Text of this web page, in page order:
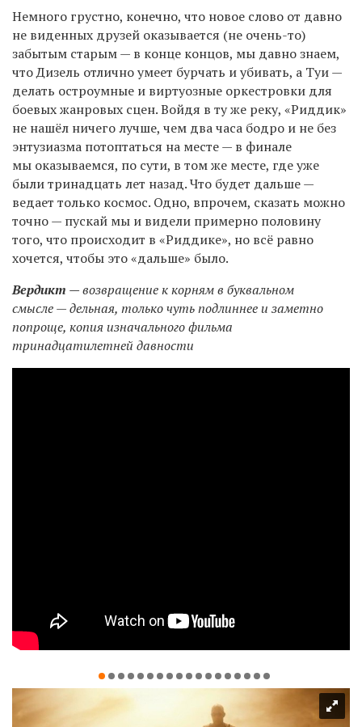
Немного грустно, конечно, что новое слово от давно
не виденных друзей оказывается (не очень-то)
забытым старым — в конце концов, мы давно знаем,
что Дизель отлично умеет бурчать и убивать, а Туи —
делать остроумные и виртуозные оркестровки для
боевых жанровых сцен. Войдя в ту же реку, «Риддик»
не нашёл ничего лучше, чем два часа бодро и не без
энтузиазма потоптаться на месте — в финале
мы оказываемся, по сути, в том же месте, где уже
были тринадцать лет назад. Что будет дальше —
ведает только космос. Одно, впрочем, сказать можно
точно — пускай мы и видели примерно половину
того, что происходит в «Риддике», но всё равно
хочется, чтобы это «дальше» было.
Вердикт —возвращение к корням в буквальном
смысле — дельная, только чуть подлиннее и заметно
попроще, копия изначального фильма
тринадцатилетней давности